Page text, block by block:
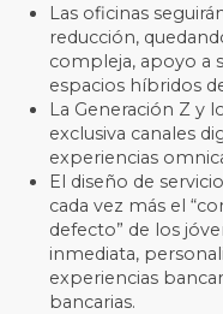
Las oficinas
reducción,
compleja, apoyo a
espacios híbridos
La Generación Z y
exclusiva canales
experiencias
El diseño de
cada vez más el
defecto” de los
inmediata,
experiencias
bancarias.